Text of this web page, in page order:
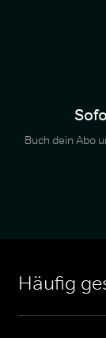
Buch dein Abo
Häufig